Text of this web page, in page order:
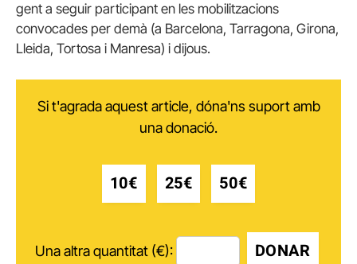
gent a seguir participant en les mobilitzacions
convocades per demà (a Barcelona, Tarragona, Girona,
Lleida, Tortosa i Manresa) i dijous.
Si t'agrada aquest article, dóna'ns suport amb
una donació.
10€ 25€ 50€
Una altra quantitat (€): DONAR